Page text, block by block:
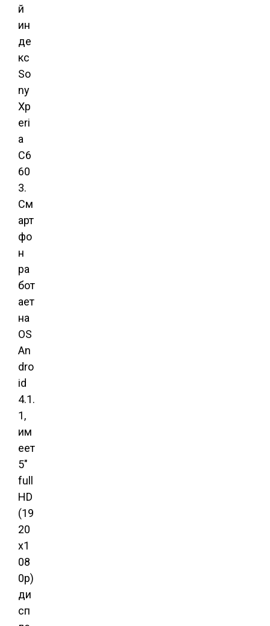
й
ин
де
кс
So
ny
Xp
eri
a
C6
60
3.
См
арт
фо
н
ра
бот
ает
на
OS
An
dro
id
4.1.
1,
им
еет
5″
full
HD
(19
20
x1
08
0p)
ди
сп